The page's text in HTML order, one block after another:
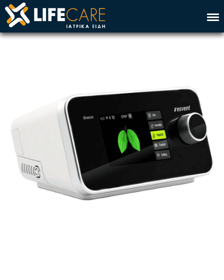
Προϊόντα
Επικοινωνία
Eng